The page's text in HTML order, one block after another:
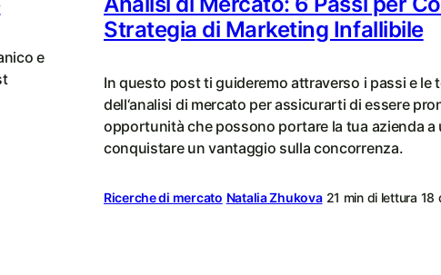
e
Strategia di Marketing Infallibile
In questo post ti guideremo attraverso i passi e le
dell‘analisi di mercato per assicurarti di essere
opportunità che possono portare la tua azienda a
conquistare un vantaggio sulla concorrenza.
Ricerche di mercato Natalia Zhukova 21 min di lettura 18